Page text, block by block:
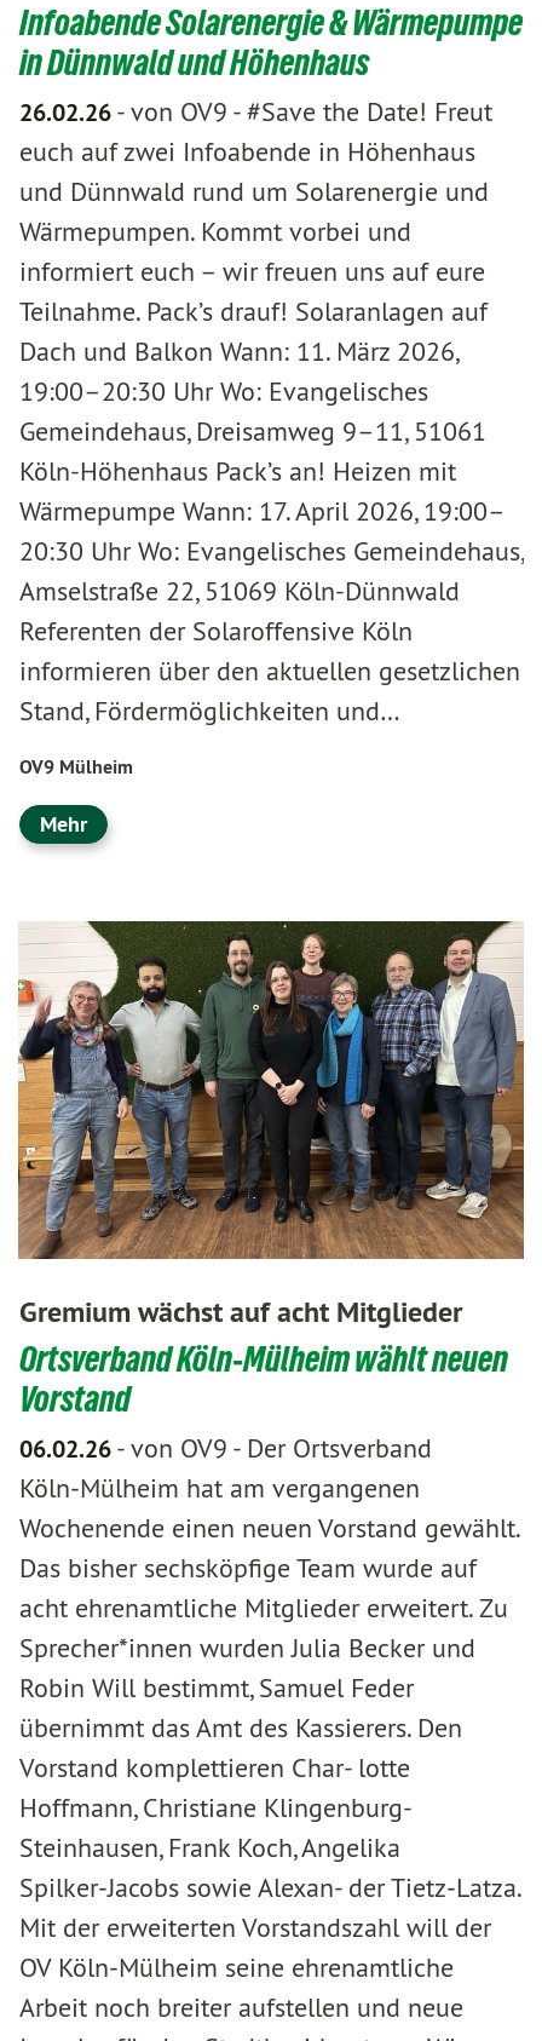
Infoabende Solarenergie & Wärmepumpe
in Dünnwald und Höhenhaus
26.02.26-von OV9 -#Save the Date! Freut
euch auf zwei Infoabende in Höhenhaus
und Dünnwald rund um Solarenergie und
Wärmepumpen. Kommt vorbei und
informiert euch – wir freuen uns auf eure
Teilnahme. Pack’s drauf! Solaranlagen auf
Dach und Balkon Wann: 11. März 2026,
19:00–20:30 Uhr Wo: Evangelisches
Gemeindehaus, Dreisamweg 9–11, 51061
Köln-Höhenhaus Pack’s an! Heizen mit
Wärmepumpe Wann: 17. April 2026, 19:00–
20:30 Uhr Wo: Evangelisches Gemeindehaus,
Amselstraße 22, 51069 Köln-Dünnwald
Referenten der Solaroffensive Köln
informieren über den aktuellen gesetzlichen
Stand, Fördermöglichkeiten und…
OV9 Mülheim
Mehr
Gremium wächst auf acht Mitglieder
Ortsverband Köln‑Mülheim wählt neuen
Vorstand
06.02.26-von OV9 - Der Ortsverband
Köln‑Mülheim hat am vergangenen
Wochenende einen neuen Vorstand gewählt.
Das bisher sechsköpfige Team wurde auf
acht ehrenamtliche Mitglieder erweitert. Zu
Sprecher*innen wurden Julia Becker und
Robin Will bestimmt, Samuel Feder
übernimmt das Amt des Kassierers. Den
Vorstand komplettieren Char- lotte
Hoffmann, Christiane Klingenburg-
Steinhausen, Frank Koch, Angelika
Spilker‑Jacobs sowie Alexan- der Tietz‑Latza.
Mit der erweiterten Vorstandszahl will der
OV Köln‑Mülheim seine ehrenamtliche
Arbeit noch breiter aufstellen und neue